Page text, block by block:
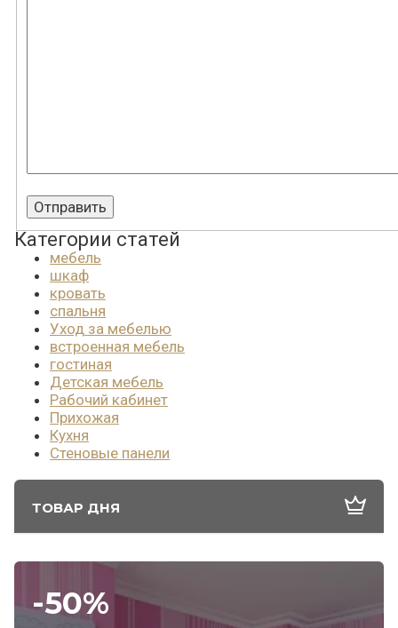
ТОВАР ДНЯ
-50%
Категории статей
мебель
шкаф
кровать
спальня
Уход за мебелью
встроенная мебель
гостиная
Детская мебель
Рабочий кабинет
Прихожая
Кухня
Стеновые панели